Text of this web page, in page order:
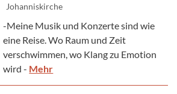
Johanniskirche
-Meine Musik und Konzerte sind wie
eine Reise. Wo Raum und Zeit
verschwimmen, wo Klang zu Emotion
wird - Mehr